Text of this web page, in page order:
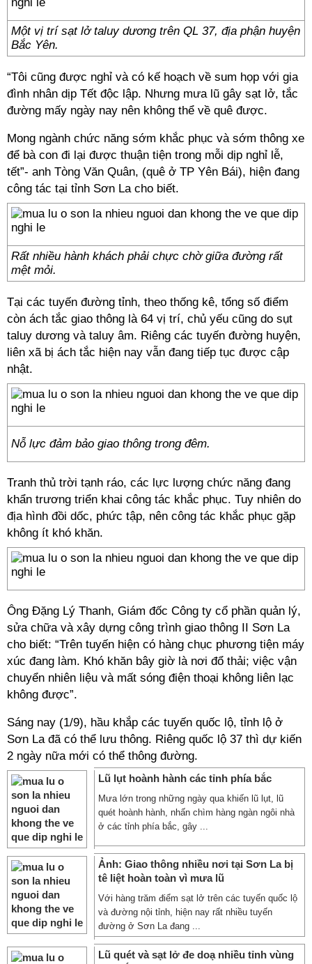
Một vị trí sạt lở taluy dương trên QL 37, địa phận huyện
Bắc Yên.
“Tôi cũng được nghỉ và có kế hoạch về sum họp với gia
đình nhân dịp Tết độc lập. Nhưng mưa lũ gây sạt lở, tắc
đường mấy ngày nay nên không thể về quê được.
Mong ngành chức năng sớm khắc phục và sớm thông xe
để bà con đi lại được thuận tiện trong mỗi dịp nghỉ lễ,
tết”- anh Tòng Văn Quân, (quê ở TP Yên Bái), hiện đang
công tác tại tỉnh Sơn La cho biết.
Rất nhiều hành khách phải chực chờ giữa đường rất
mệt mỏi.
Tại các tuyến đường tỉnh, theo thống kê, tổng số điểm
còn ách tắc giao thông là 64 vị trí, chủ yếu cũng do sụt
taluy dương và taluy âm. Riêng các tuyến đường huyện,
liên xã bị ách tắc hiện nay vẫn đang tiếp tục được cập
nhật.
Nỗ lực đảm bảo giao thông trong đêm.
Tranh thủ trời tạnh ráo, các lực lượng chức năng đang
khẩn trương triển khai công tác khắc phục. Tuy nhiên do
địa hình đồi dốc, phức tập, nên công tác khắc phục gặp
không ít khó khăn.
Ông Đặng Lý Thanh, Giám đốc Công ty cổ phần quản lý,
sửa chữa và xây dựng công trình giao thông II Sơn La
cho biết: “Trên tuyến hiện có hàng chục phương tiện máy
xúc đang làm. Khó khăn bây giờ là nơi đổ thải; việc vận
chuyển nhiên liệu và mất sóng điện thoại không liên lạc
không được”.
Sáng nay (1/9), hầu khắp các tuyến quốc lộ, tỉnh lộ ở
Sơn La đã có thể lưu thông. Riêng quốc lộ 37 thì dự kiến
2 ngày nữa mới có thể thông đường.
Lũ lụt hoành hành các tỉnh phía bắc
Mưa lớn trong những ngày qua khiến lũ lụt, lũ
quét hoành hành, nhấn chìm hàng ngàn ngôi nhà
ở các tỉnh phía bắc, gây ...
Ảnh: Giao thông nhiều nơi tại Sơn La bị
tê liệt hoàn toàn vì mưa lũ
Với hàng trăm điểm sạt lở trên các tuyến quốc lộ
và đường nội tỉnh, hiện nay rất nhiều tuyến
đường ở Sơn La đang ...
Lũ quét và sạt lở đe doạ nhiều tỉnh vùng